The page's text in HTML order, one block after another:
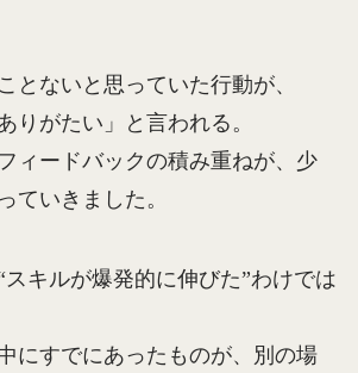
とないと思っていた行動が、
りがたい」と言われる。
ィードバックの積み重ねが、少
ていきました。
キルが爆発的に伸びた”わけでは
にすでにあったものが、別の場